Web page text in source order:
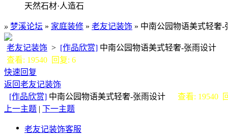
天然石材·人造石
» 梦溪论坛 » 家庭装修 » 老友记装饰 » 中南公园物语美式轻奢-
老友记装饰 > [作品欣赏] 中南公园物语美式轻奢-张雨设计
查看: 19540 回复: 6
快速回复
返回老友记装饰
[作品欣赏] 中南公园物语美式轻奢-张雨设计 查看: 19540
上一主题 | 下一主题
老友记装饰客服